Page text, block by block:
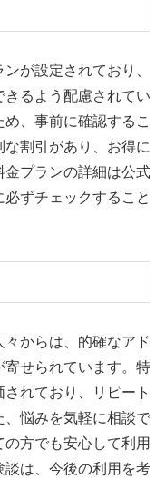
が設定されており、
るよう配慮されてい
、事前に確認するこ
割引があり、お得に
プランの詳細は公式
ずチェックすること
からは、的確なアド
せられています。特
れており、リピート
悩みを気軽に相談で
方でも安心して利用
は、今後の利用を考